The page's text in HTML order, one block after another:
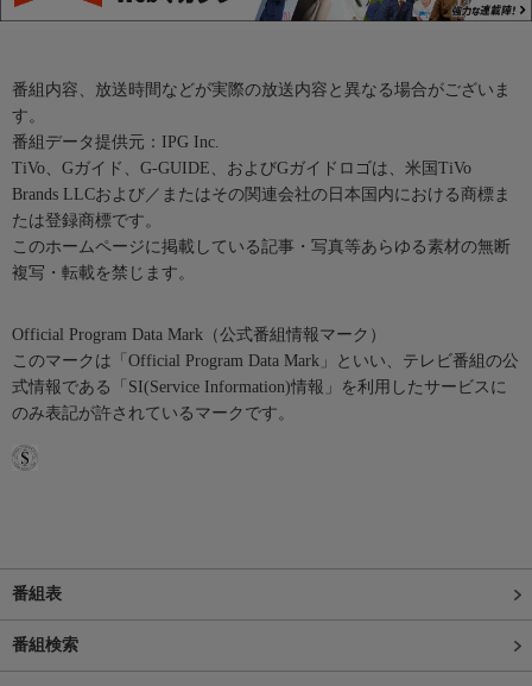
番組内容、放送時間などが実際の放送内容と異なる場合がございま
す。
番組データ提供元：IPG Inc.
TiVo、Gガイド、G-GUIDE、およびGガイドロゴは、米国TiVo
Brands LLCおよび／またはその関連会社の日本国内における商標ま
たは登録商標です。
このホームページに掲載している記事・写真等あらゆる素材の無断
複写・転載を禁じます。
Official Program Data Mark（公式番組情報マーク）
このマークは「Official Program Data Mark」といい、テレビ番組の公
式情報である「SI(Service Information)情報」を利用したサービスに
のみ表記が許されているマークです。
番組表
番組検索